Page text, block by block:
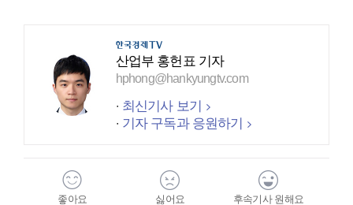
산업부 홍헌표 기자
hphong@hankyungtv.com
최신기사 보기
기자 구독과 응원하기
좋아요
싫어요
후속기사 원해요